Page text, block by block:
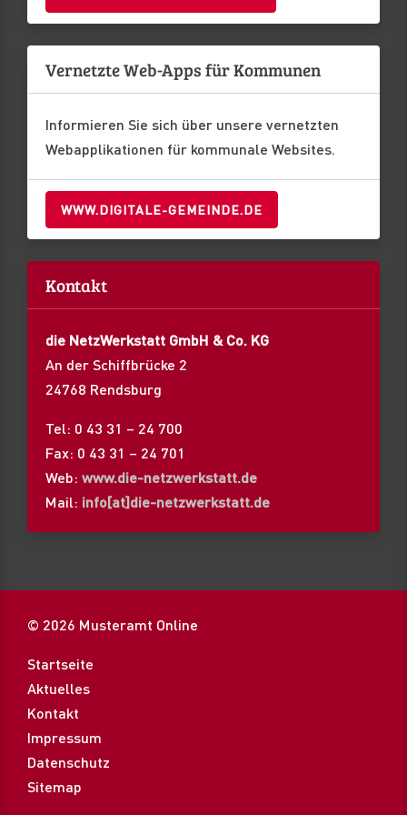
Vernetzte Web-Apps für Kommunen
Informieren Sie sich über unsere vernetzten
Webapplikationen für kommunale Websites.
WWW.DIGITALE-GEMEINDE.DE
Kontakt
die NetzWerkstatt GmbH & Co. KG
An der Schiffbrücke 2
24768 Rendsburg
Tel: 0 43 31 – 24 700
Fax: 0 43 31 – 24 701
Web: www.die-netzwerkstatt.de
Mail: info[at]die-netzwerkstatt.de
© 2026 Musteramt Online
Startseite
Aktuelles
Kontakt
Impressum
Datenschutz
Sitemap